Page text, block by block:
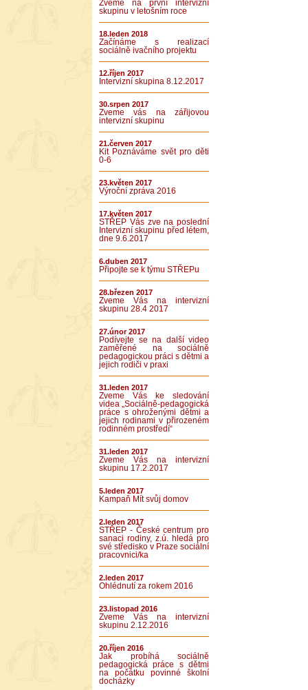
Zveme na první intervizní
skupinu v letošním roce
18.leden 2018
Začínáme s realizací
sociálně ivačního projektu
12.říjen 2017
Intervizní skupina 8.12.2017
30.srpen 2017
Zveme vás na zářijovou
intervizní skupinu
21.červen 2017
Kit Poznáváme svět pro děti
0-6
23.květen 2017
Výroční zpráva 2016
17.květen 2017
STŘEP Vás zve na poslední
Intervizní skupinu před létem,
dne 9.6.2017
6.duben 2017
Připojte se k týmu STŘEPu
28.březen 2017
Zveme Vás na intervizní
skupinu 28.4 2017
27.únor 2017
Podívejte se na další video
zaměřené na sociálně
pedagogickou práci s dětmi a
jejich rodiči v praxi
31.leden 2017
Zveme Vás ke sledování
videa „Sociálně-pedagogická
práce s ohroženými dětmi a
jejich rodinami v přirozeném
rodinném prostředí“
31.leden 2017
Zveme Vás na intervizní
skupinu 17.2.2017
5.leden 2017
Kampaň Mít svůj domov
2.leden 2017
STŘEP - České centrum pro
sanaci rodiny, z.ú. hledá pro
své středisko v Praze sociální
pracovnici/ka
2.leden 2017
Ohlédnutí za rokem 2016
23.listopad 2016
Zveme Vás na intervizní
skupinu 2.12.2016
20.říjen 2016
Jak probíhá sociálně
pedagogická práce s dětmi
na počátku povinné školní
docházky